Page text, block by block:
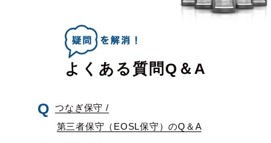
よくある質問Q＆A
つなぎ保守 /
第三者保守（EOSL保守）のQ＆A